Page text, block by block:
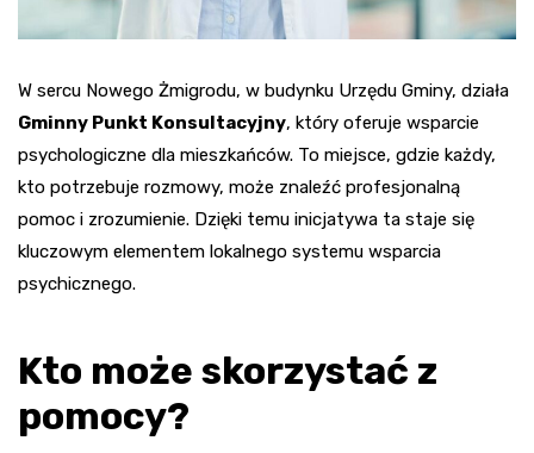
W sercu Nowego Żmigrodu, w budynku Urzędu Gminy, działa
Gminny Punkt Konsultacyjny, który oferuje wsparcie
psychologiczne dla mieszkańców. To miejsce, gdzie każdy,
kto potrzebuje rozmowy, może znaleźć profesjonalną
pomoc i zrozumienie. Dzięki temu inicjatywa ta staje się
kluczowym elementem lokalnego systemu wsparcia
psychicznego.
Kto może skorzystać z
pomocy?